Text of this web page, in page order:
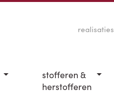
realisaties
stofferen &
herstofferen